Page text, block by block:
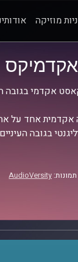
מוזיקה
אקדמיקס
אקדמי בגובה
אקדמית אחד על
בגובה
AudioVersity